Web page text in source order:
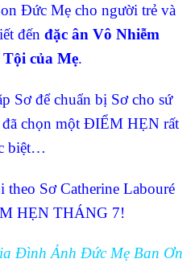
Đức Mẹ cho người trẻ và
đến đặc ân Vô Nhiễm
của Mẹ.
Sơ để chuẩn bị Sơ cho sứ
chọn một ĐIỂM HẸN rất
biệt…
theo Sơ Catherine Labouré
HẸN THÁNG 7!
Đình Ảnh Đức Mẹ Ban Ơn